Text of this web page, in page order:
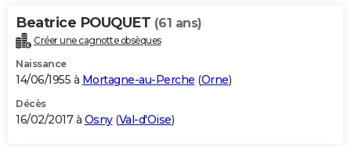
Beatrice POUQUET (61 ans)
Créer une cagnotte obsèques
Naissance
14/06/1955 à Mortagne-au-Perche (Orne)
Décès
16/02/2017 à Osny(Val-d'Oise)